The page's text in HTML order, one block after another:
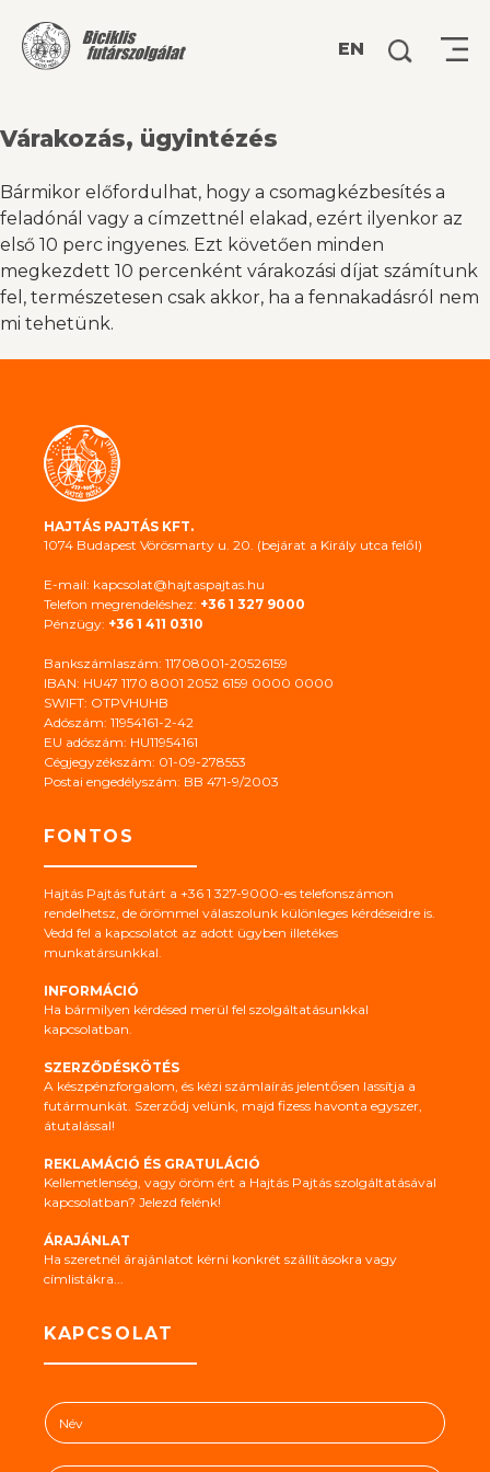
EN Keresés:
Várakozás, ügyintézés
Bármikor előfordulhat, hogy a csomagkézbesítés a
feladónál vagy a címzettnél elakad, ezért ilyenkor az
első 10 perc ingyenes. Ezt követően minden
megkezdett 10 percenként várakozási díjat számítunk
fel, természetesen csak akkor, ha a fennakadásról nem
mi tehetünk.
HAJTÁS PAJTÁS KFT.
1074 Budapest Vörösmarty u. 20. (bejárat a Király utca felől)
E-mail: kapcsolat@hajtaspajtas.hu
Telefon megrendeléshez: +36 1 327 9000
Pénzügy: +36 1 411 0310
Bankszámlaszám: 11708001-20526159
IBAN: HU47 1170 8001 2052 6159 0000 0000
SWIFT: OTPVHUHB
Adószám: 11954161-2-42
EU adószám: HU11954161
Cégjegyzékszám: 01-09-278553
Postai engedélyszám: BB 471-9/2003
FONTOS
Hajtás Pajtás futárt a +36 1 327-9000-es telefonszámon
rendelhetsz, de örömmel válaszolunk különleges kérdéseidre is.
Vedd fel a kapcsolatot az adott ügyben illetékes
munkatársunkkal.
INFORMÁCIÓ
Ha bármilyen kérdésed merül fel szolgáltatásunkkal
kapcsolatban.
SZERZŐDÉSKÖTÉS
A készpénzforgalom, és kézi számlaírás jelentősen lassítja a
futármunkát. Szerződj velünk, majd fizess havonta egyszer,
átutalással!
REKLAMÁCIÓ ÉS GRATULÁCIÓ
Kellemetlenség, vagy öröm ért a Hajtás Pajtás szolgáltatásával
kapcsolatban? Jelezd felénk!
ÁRAJÁNLAT
Ha szeretnél árajánlatot kérni konkrét szállításokra vagy
címlistákra...
KAPCSOLAT
N
é